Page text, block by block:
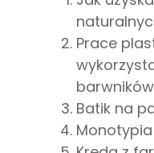
Prace
Batik na